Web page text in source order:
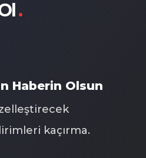
.
Haberin Olsun
kaçırma.